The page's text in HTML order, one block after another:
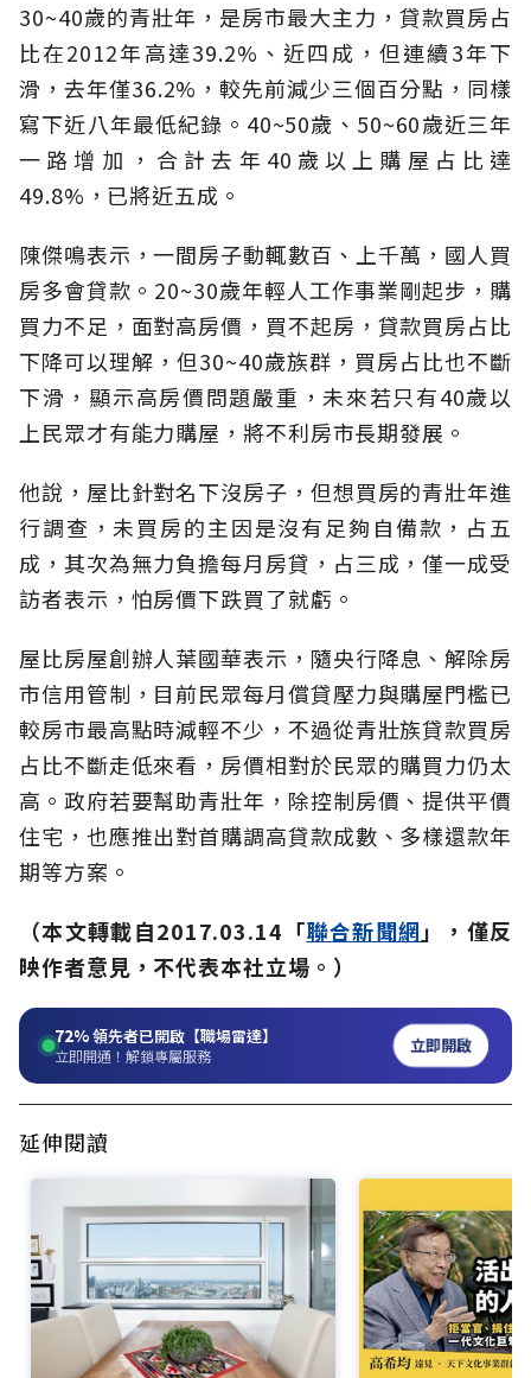
30~40歲的青壯年，是房市最大主力，貸款買房占
比在2012年高達39.2%、近四成，但連續3年下
滑，去年僅36.2%，較先前減少三個百分點，同樣
寫下近八年最低紀錄。40~50歲、50~60歲近三年
一路增加，合計去年40歲以上購屋占比達
49.8%，已將近五成。
陳傑鳴表示，一間房子動輒數百、上千萬，國人買
房多會貸款。20~30歲年輕人工作事業剛起步，購
買力不足，面對高房價，買不起房，貸款買房占比
下降可以理解，但30~40歲族群，買房占比也不斷
下滑，顯示高房價問題嚴重，未來若只有40歲以
上民眾才有能力購屋，將不利房市長期發展。
他說，屋比針對名下沒房子，但想買房的青壯年進
行調查，未買房的主因是沒有足夠自備款，占五
成，其次為無力負擔每月房貸，占三成，僅一成受
訪者表示，怕房價下跌買了就虧。
屋比房屋創辦人葉國華表示，隨央行降息、解除房
市信用管制，目前民眾每月償貸壓力與購屋門檻已
較房市最高點時減輕不少，不過從青壯族貸款買房
占比不斷走低來看，房價相對於民眾的購買力仍太
高。政府若要幫助青壯年，除控制房價、提供平價
住宅，也應推出對首購調高貸款成數、多樣還款年
期等方案。
（本文轉載自2017.03.14「聯合新聞網 」，僅反
映作者意見，不代表本社立場。）
72%領先者已開啟【職場雷達】
立即開通！解鎖專屬服務 立即開啟
延伸閱讀